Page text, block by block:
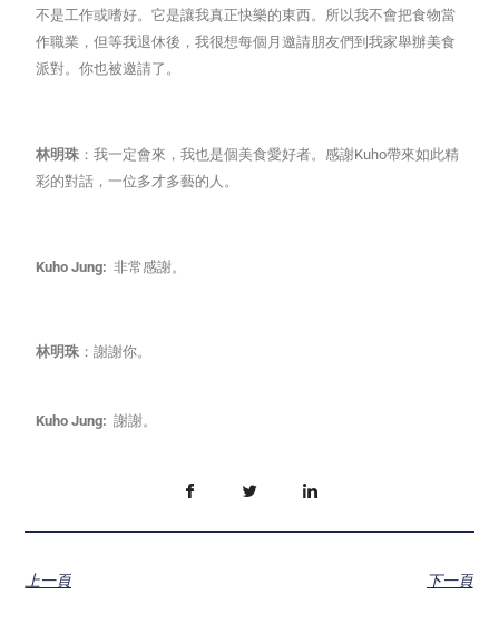
不是工作或嗜好。它是讓我真正快樂的東西。所以我不會把食物當
作職業，但等我退休後，我很想每個月邀請朋友們到我家舉辦美食
派對。你也被邀請了。
林明珠 ：我一定會來，我也是個美食愛好者。感謝Kuho帶來如此精
彩的對話，一位多才多藝的人。
Kuho Jung: 非常感謝。
林明珠 ：謝謝你。
Kuho Jung: 謝謝。
上一頁 下一頁